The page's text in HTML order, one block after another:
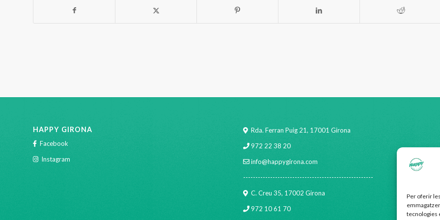
Per oferir
tecnologies
HAPPY GIRONA
Facebook
Instagram
Rda. Ferran Puig 21, 17001 Girona
972 22 38 20
info@happygirona.com
-----------------------------------------------------
C. Creu 35, 17002 Girona
972 10 61 70